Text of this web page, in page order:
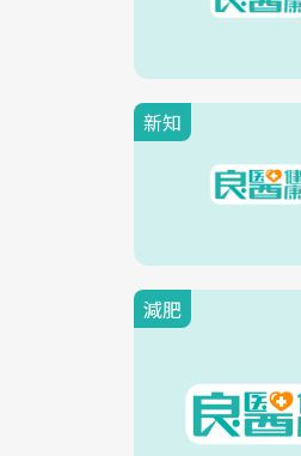
新知
減肥